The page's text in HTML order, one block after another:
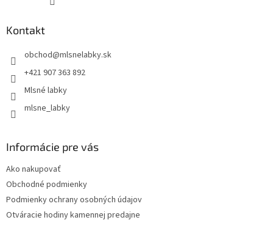
Kontakt
obchod@mlsnelabky.sk
+421 907 363 892
Mlsné labky
mlsne_labky
Informácie pre vás
Ako nakupovať
Obchodné podmienky
Podmienky ochrany osobných údajov
Otváracie hodiny kamennej predajne